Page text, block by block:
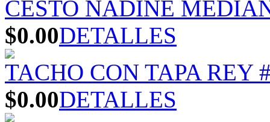
CESTO NADINE
$0.00DETALLES
TACHO CON TAPA REY
$0.00DETALLES